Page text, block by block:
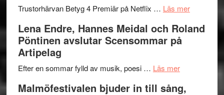
lättsam
2026
I
Delvis
genrens
terräng
Trustorhärvan Betyg 4 Premiär på Netflix … Läs merom
Lena Endre, Hannes Meidal och Roland
Pöntinen avslutar Scensommar på
Artipelag
Efter en sommar fylld av musik, poesi … Läs merom
Endre,
Malmöfestivalen bjuder in till sång,